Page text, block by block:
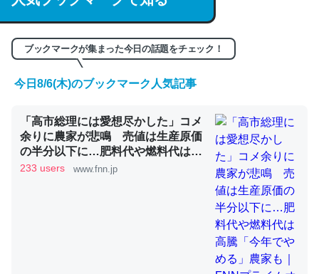
くらい。小説でいう「ずっと前の伏線」は回収されないけ
ど、短期記憶というには多い分量。進化すればするほど分
かりやすく強くなりそう
─GPTの仕組みと限界についての考察（１） - conceptualization
昆虫ってカルシウム少ないのか。知らんかった。調べたら
ブックマークが集まった今日の話題をチェック！
今日8/6(木)のブックマーク人気記事
「高市総理には愛想尽かした」コメ
余りに農家が悲鳴 売値は生産原価
の半分以下に…肥料代や燃料代は高
騰「今年でやめる」農家も｜FNNプ
233 users www.fnn.jp